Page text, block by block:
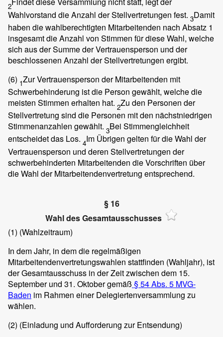
2
Wahlvorstand die Anzahl der Stellvertretungen fest. 3Damit
haben die wahlberechtigten Mitarbeitenden nach Absatz 1
insgesamt die Anzahl von Stimmen für diese Wahl, welche
sich aus der Summe der Vertrauensperson und der
beschlossenen Anzahl der Stellvertretungen ergibt.
(6) 1Zur Vertrauensperson der Mitarbeitenden mit
Schwerbehinderung ist die Person gewählt, welche die
meisten Stimmen erhalten hat. 2Zu den Personen der
Stellvertretung sind die Personen mit den nächstniedrigen
Stimmenanzahlen gewählt. 3Bei Stimmengleichheit
entscheidet das Los. 4Im Übrigen gelten für die Wahl der
Vertrauensperson und deren Stellvertretungen der
schwerbehinderten Mitarbeitenden die Vorschriften über
die Wahl der Mitarbeitendenvertretung entsprechend.
§ 16
Wahl des Gesamtausschusses
(1) (Wahlzeitraum)
In dem Jahr, in dem die regelmäßigen
Mitarbeitendenvertretungswahlen stattfinden (Wahljahr), ist
der Gesamtausschuss in der Zeit zwischen dem 15.
September und 31. Oktober gemäß § 54 Abs. 5 MVG-
Baden im Rahmen einer Delegiertenversammlung zu
wählen.
(2) (Einladung und Aufforderung zur Entsendung)